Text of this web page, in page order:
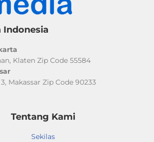
Indonesia
Klaten Zip Code 55584
Makassar Zip Code 90233​
Tentang Kami
Sekilas